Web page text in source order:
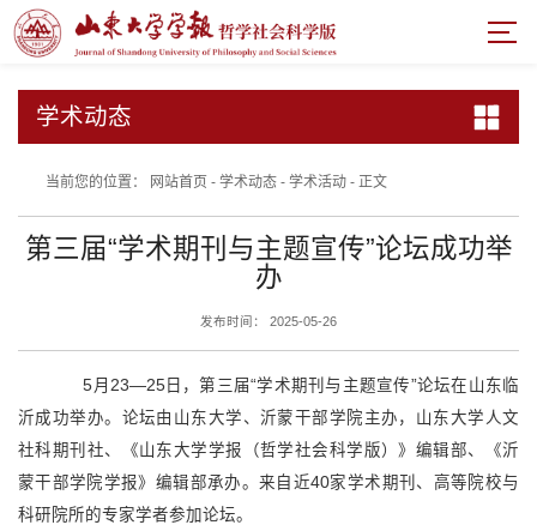
学术动态
当前您的位置： 网站首页- 学术动态- 学术活动- 正文
第三届“学术期刊与主题宣传”论坛成功举
办
发布时间： 2025-05-26
5月23—25日，第三届“学术期刊与主题宣传”论坛在山东临
沂成功举办。论坛由山东大学、沂蒙干部学院主办，山东大学人文
社科期刊社、《山东大学学报（哲学社会科学版）》编辑部、《沂
蒙干部学院学报》编辑部承办。来自近40家学术期刊、高等院校与
科研院所的专家学者参加论坛。